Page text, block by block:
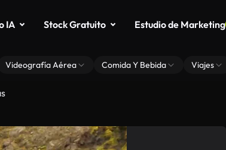
IA Stock Gratuito Estudio de Marketing
Videografía Aérea Comida Y Bebida Viajes